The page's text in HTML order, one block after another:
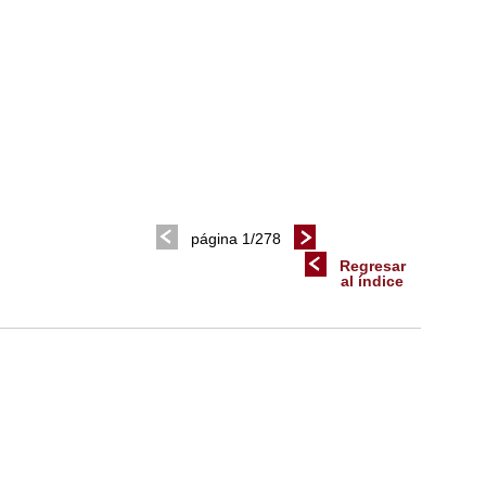
página 1/278
Regresar
al índice